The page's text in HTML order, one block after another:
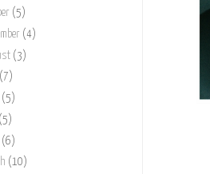
(5)
(4)
(3)
(7)
(5)
(5)
(6)
(10)